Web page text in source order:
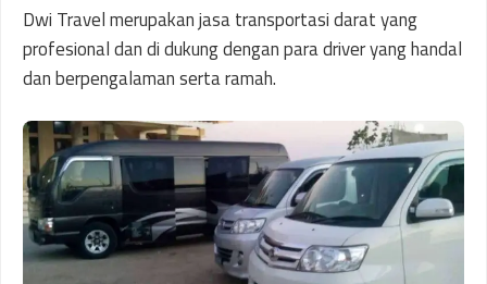
Dwi Travel merupakan jasa transportasi darat yang
profesional dan di dukung dengan para driver yang handal
dan berpengalaman serta ramah.